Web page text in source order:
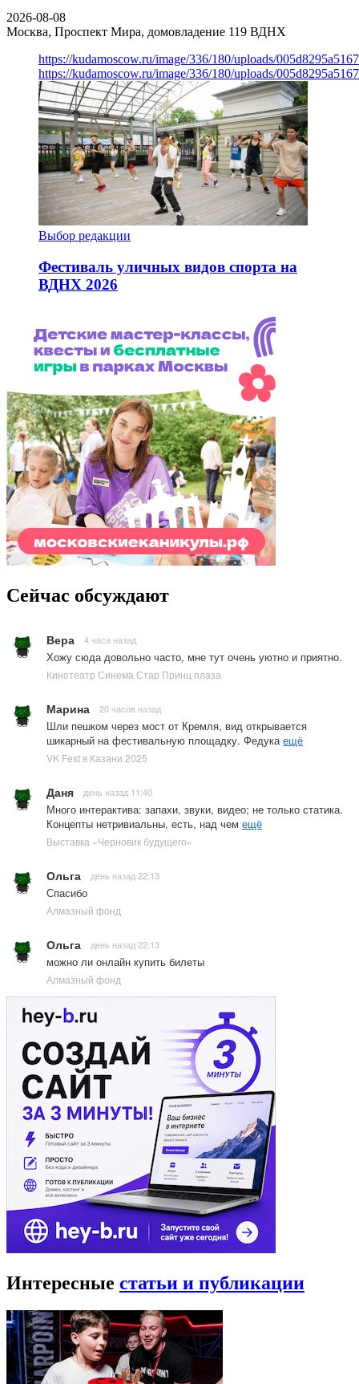
2026-08-08
Москва, Проспект Мира, домовладение 119 ВДНХ
https://kudamoscow.ru/image/336/180/uploads/
https://kudamoscow.ru/image/336/180/uploads/
Выбор редакции
Фестиваль уличных видов спорта на
ВДНХ 2026
Сейчас обсуждают
Вера 4 часа назад
Хожу сюда довольно часто, мне тут очень уютно и приятно.
Кинотеатр Синема Стар Принц плаза
Марина 20 часов назад
Шли пешком через мост от Кремля, вид открывается
шикарный на фестивальную площадку. Федука ещё
VK Fest в Казани 2025
Даня день назад 11:40
Много интерактива: запахи, звуки, видео; не только статика.
Концепты нетривиальны, есть, над чем ещё
Выставка «Черновик будущего»
Ольга день назад 22:13
Спасибо
Алмазный фонд
Ольга день назад 22:13
можно ли онлайн купить билеты
Алмазный фонд
Интересные статьи и публикации